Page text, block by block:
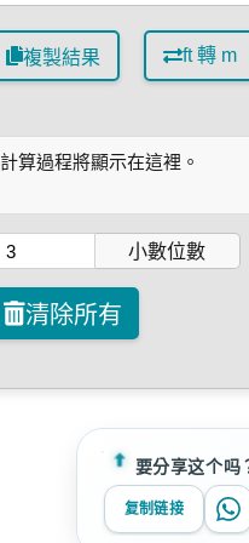
複製結果 ft 轉 m
計算過程將顯示在這裡。
小數位數
清除所有
要分享这个吗
复制链接